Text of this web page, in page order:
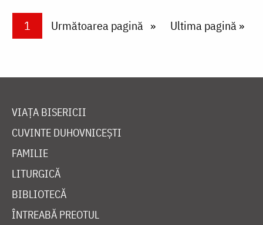
PaginareCurrent page
1 Next page
Următoarea pagină Last page
Ultima pagină »
VIAȚA BISERICII
CUVINTE DUHOVNICEȘTI
FAMILIE
LITURGICĂ
BIBLIOTECĂ
ÎNTREABĂ PREOTUL